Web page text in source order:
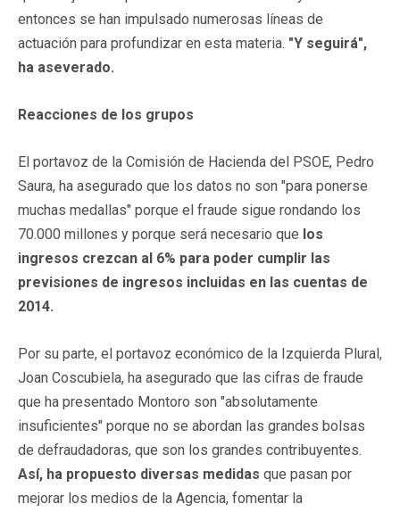
entonces se han impulsado numerosas líneas de
actuación para profundizar en esta materia. "Y seguirá",
ha aseverado.
Reacciones de los grupos
El portavoz de la Comisión de Hacienda del PSOE, Pedro
Saura, ha asegurado que los datos no son "para ponerse
muchas medallas" porque el fraude sigue rondando los
70.000 millones y porque será necesario que los
ingresos crezcan al 6% para poder cumplir las
previsiones de ingresos incluidas en las cuentas de
2014.
Por su parte, el portavoz económico de la Izquierda Plural,
Joan Coscubiela, ha asegurado que las cifras de fraude
que ha presentado Montoro son "absolutamente
insuficientes" porque no se abordan las grandes bolsas
de defraudadoras, que son los grandes contribuyentes.
Así, ha propuesto diversas medidas que pasan por
mejorar los medios de la Agencia, fomentar la